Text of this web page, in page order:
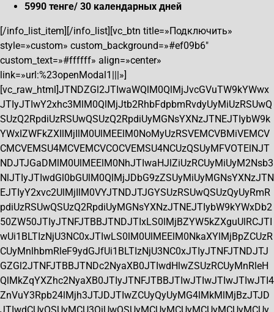
5990 тенге/ 30 календарных дней
[/info_list_item][/info_list][vc_btn title=»Подключить»
style=»custom» custom_background=»#ef09b6″
custom_text=»#ffffff» align=»center»
link=»url:%23openModal1|||»]
[vc_raw_html]JTNDZGl2JTIwaWQlM0QlMjJvcGVuTW9kYWwx
JTIyJTIwY2xhc3MlM0QlMjJtb2RhbFdpbmRvdyUyMiUzRSUwQ
SUzQ2RpdiUzRSUwQSUzQ2RpdiUyMGNsYXNzJTNEJTIybW9k
YWxIZWFkZXIlMjIlM0UlMEElM0NoMyUzRSVEMCVBMiVEMCV
CMCVEMSU4MCVEMCVCOCVEMSU4NCUzQSUyMFVOTElNJT
NDJTJGaDMlM0UlMEElM0NhJTIwaHJlZiUzRCUyMiUyM2Nsb3
NlJTIyJTIwdGl0bGUlM0QlMjJDbG9zZSUyMiUyMGNsYXNzJTN
EJTIyY2xvc2UlMjIlM0VYJTNDJTJGYSUzRSUwQSUzQyUyRmR
pdiUzRSUwQSUzQ2RpdiUyMGNsYXNzJTNEJTIybW9kYWxDb2
50ZW50JTIyJTNFJTBBJTNDJTIxLS0lMjBZYW5kZXguUlRCJTI
wUi1BLTIzNjU3NC0xJTIwLS0lM0UlMEElM0NkaXYlMjBpZCUzR
CUyMnlhbmRleF9ydGJfUi1BLTIzNjU3NC0xJTIyJTNFJTNDJTJ
GZGl2JTNFJTBBJTNDc2NyaXB0JTIwdHlwZSUzRCUyMnRleH
QlMkZqYXZhc2NyaXB0JTIyJTNFJTBBJTIwJTIwJTIwJTIwJTI4
ZnVuY3Rpb24lMjh3JTJDJTIwZCUyQyUyMG4lMkMlMjBzJTJD